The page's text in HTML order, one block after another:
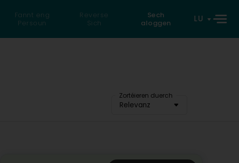
Fannt eng
Persoun
Reverse
Sich
Sech
aloggen
LU
Zortéieren duerch
Relevanz